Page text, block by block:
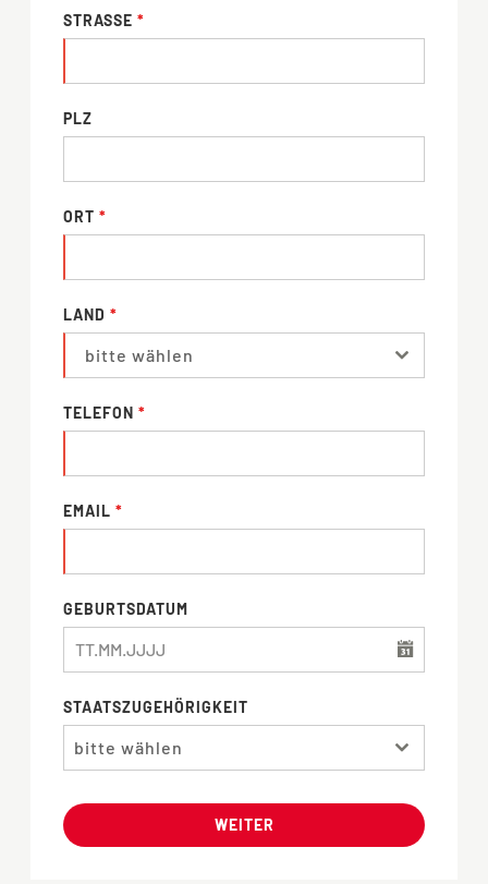
STRASSE *
PLZ
ORT *
LAND *
bitte wählen
TELEFON *
EMAIL *
GEBURTSDATUM
STAATSZUGEHÖRIGKEIT
bitte wählen
WEITER